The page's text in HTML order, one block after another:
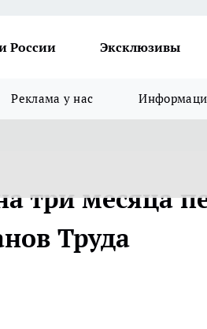
России Эксклюзивы
Реклама у нас
три месяца
Труда